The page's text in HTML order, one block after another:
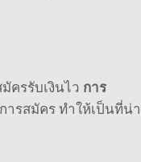
ครรับเงินไว การ
ารสมัคร ทำให้เป็นที่น่า